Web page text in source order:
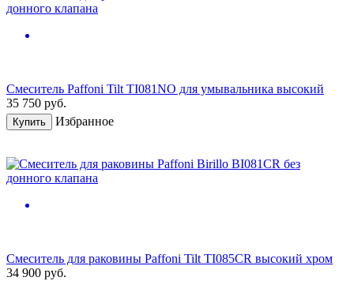
Смеситель Paffoni Tilt TI081NO для умывальника высокий
35 750 руб.
Купить Избранное
Смеситель для раковины Paffoni Tilt TI085CR высокий хром
34 900 руб.